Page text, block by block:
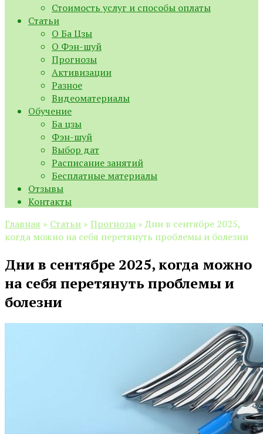
Стоимость услуг и способы оплаты
Статьи
О Ба Цзы
О Фэн-шуй
Прогнозы
Активизации
Разное
Видеоматериалы
Обучение
Ба цзы
Фэн-шуй
Выбор дат
Расписание занятий
Бесплатные материалы
Отзывы
Контакты
Главная » Статьи » Прогнозы » Дни в сентябре 2025,
когда можно на себя перетянуть проблемы и болезни
Дни в сентябре 2025, когда можно
на себя перетянуть проблемы и
болезни